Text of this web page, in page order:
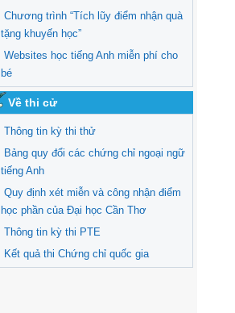
Chương trình “Tích lũy điểm nhận quà
tặng khuyến học”
Websites học tiếng Anh miễn phí cho
bé
Về thi cử
Thông tin kỳ thi thử
Bảng quy đổi các chứng chỉ ngoại ngữ
tiếng Anh
Quy định xét miễn và công nhận điểm
học phần của Đại học Cần Thơ
Thông tin kỳ thi PTE
Kết quả thi Chứng chỉ quốc gia